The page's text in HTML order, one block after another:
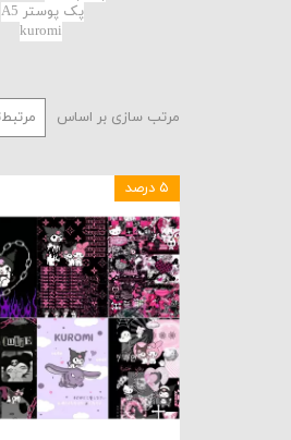
مرتب سازی بر اساس
۵ درصد
پک پوستر A5
kuromi